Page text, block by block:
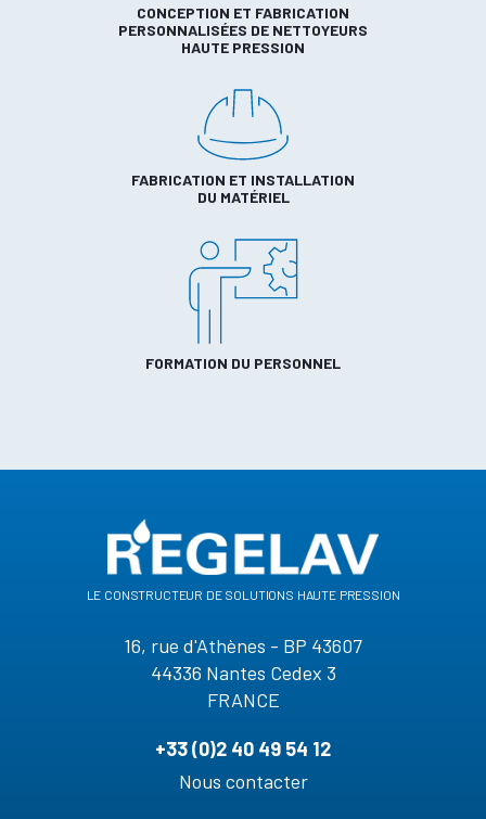
CONCEPTION ET FABRICATION
PERSONNALISÉES DE NETTOYEURS
HAUTE PRESSION
FABRICATION ET INSTALLATION
DU MATÉRIEL
FORMATION DU PERSONNEL
le constructeur de solutions haute pression
16, rue d'Athènes - BP 43607
44336 Nantes Cedex 3
FRANCE
+33 (0)2 40 49 54 12
Nous contacter